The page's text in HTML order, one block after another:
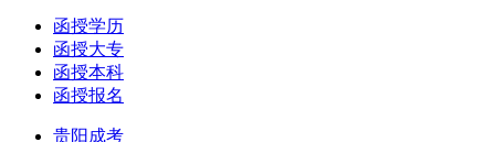
函授学历
函授大专
函授本科
函授报名
贵阳成考